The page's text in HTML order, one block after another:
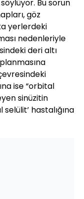
Bu sorun
göz
yerlerdeki
nedenleriyle
deri altı
ise “orbital
sinüzitin
hastalığına